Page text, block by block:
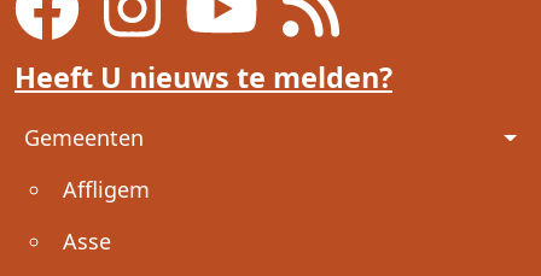
Heeft U nieuws te melden?
Voet
Gemeenten
Affligem
Asse